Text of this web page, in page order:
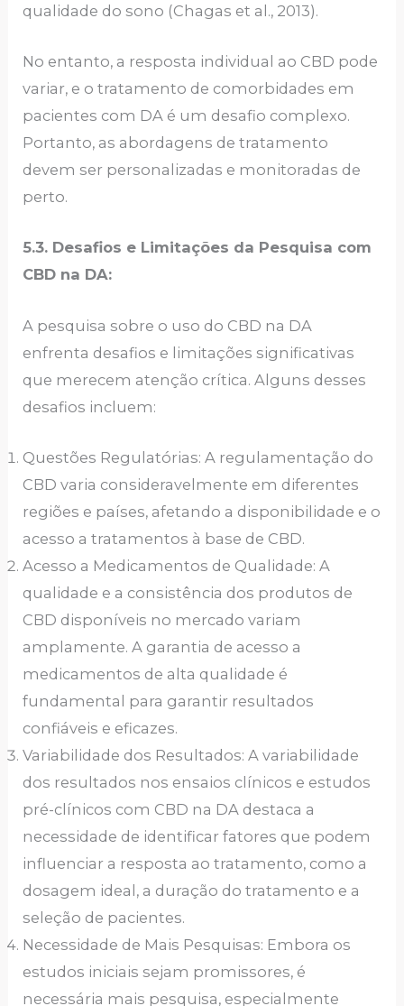
qualidade do sono (Chagas et al., 2013).
No entanto, a resposta individual ao CBD pode
variar, e o tratamento de comorbidades em
pacientes com DA é um desafio complexo.
Portanto, as abordagens de tratamento
devem ser personalizadas e monitoradas de
perto.
5.3. Desafios e Limitações da Pesquisa com
CBD na DA:
A pesquisa sobre o uso do CBD na DA
enfrenta desafios e limitações significativas
que merecem atenção crítica. Alguns desses
desafios incluem:
Questões Regulatórias: A regulamentação do
CBD varia consideravelmente em diferentes
regiões e países, afetando a disponibilidade e o
acesso a tratamentos à base de CBD.
Acesso a Medicamentos de Qualidade: A
qualidade e a consistência dos produtos de
CBD disponíveis no mercado variam
amplamente. A garantia de acesso a
medicamentos de alta qualidade é
fundamental para garantir resultados
confiáveis e eficazes.
Variabilidade dos Resultados: A variabilidade
dos resultados nos ensaios clínicos e estudos
pré-clínicos com CBD na DA destaca a
necessidade de identificar fatores que podem
influenciar a resposta ao tratamento, como a
dosagem ideal, a duração do tratamento e a
seleção de pacientes.
Necessidade de Mais Pesquisas: Embora os
estudos iniciais sejam promissores, é
necessária mais pesquisa, especialmente